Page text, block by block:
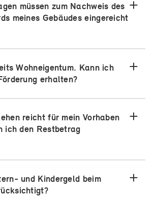
müssen zum Nachweis des
meines Gebäudes eingereicht
Wohneigentum. Kann ich
erhalten?
reicht für mein Vorhaben
ich den Restbetrag
und Kindergeld beim